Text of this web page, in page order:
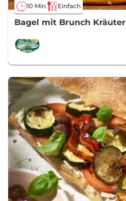
10 Min. Einfach
Bagel mit Brunch Kräuter